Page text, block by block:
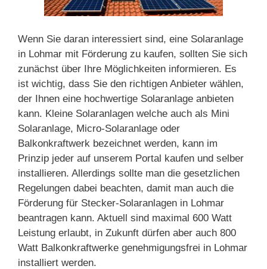
Wenn Sie daran interessiert sind, eine Solaranlage
in Lohmar mit Förderung zu kaufen, sollten Sie sich
zunächst über Ihre Möglichkeiten informieren. Es
ist wichtig, dass Sie den richtigen Anbieter wählen,
der Ihnen eine hochwertige Solaranlage anbieten
kann. Kleine Solaranlagen welche auch als Mini
Solaranlage, Micro-Solaranlage oder
Balkonkraftwerk bezeichnet werden, kann im
Prinzip jeder auf unserem Portal kaufen und selber
installieren. Allerdings sollte man die gesetzlichen
Regelungen dabei beachten, damit man auch die
Förderung für Stecker-Solaranlagen in Lohmar
beantragen kann. Aktuell sind maximal 600 Watt
Leistung erlaubt, in Zukunft dürfen aber auch 800
Watt Balkonkraftwerke genehmigungsfrei in Lohmar
installiert werden.